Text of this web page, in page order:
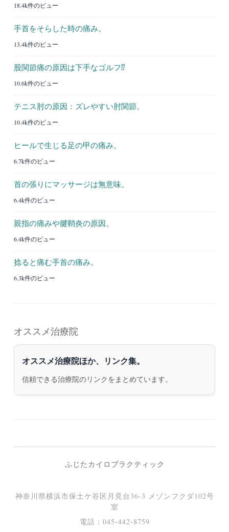
18.4k件のビュー
手首をそらした時の痛み。
13.4k件のビュー
股関節痛の原因は下手なゴルフ⁉︎
10.6k件のビュー
テニス肘の原因：ズレやすい肘関節。
10.4k件のビュー
ヒールで生じる足の甲の痛み。
6.7k件のビュー
首の張りにマッサージは無意味。
6.4k件のビュー
親指の痛みや腱鞘炎の原因。
6.4k件のビュー
捻ると痛む手首の痛み。
6.3k件のビュー
オススメ治療院
オススメ治療院ほか、リンク集。
信頼できる治療院のリンクをまとめています。
ふじたカイロプラクティック
神奈川県横浜市保土ケ谷区月見台36-3 メゾンフクダ102号
室
電話：045-442-8759